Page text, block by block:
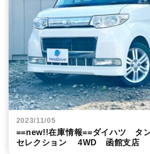
2023/11/05
==new!!在庫情報==ダイハツ タ
セレクション 4WD 函館支店